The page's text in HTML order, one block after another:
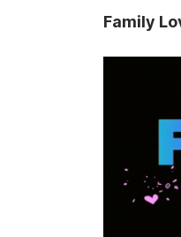
Family